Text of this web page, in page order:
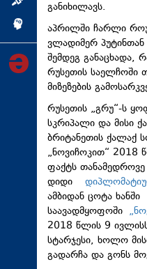
ინტერვიუ
ინქვიზიცია
განიხილავს.
აპრილში ჩარლი
ვლადიმერ პუტინთან
შემდეგ განაცხადა,
რუსეთის საელჩოში
მიზეზების
რუსეთის „გრუ“-ს
სკრიპალი და მისი
ბრიტანეთის ქალაქ
„ნოვიჩოკით“ 2018
ფაქტს
დიდი
ამბიდან ცოტა ხანში
საავადმყოფოში
2018 წლის 9
სტარჯესი, ხოლო
გადარჩა და გონს